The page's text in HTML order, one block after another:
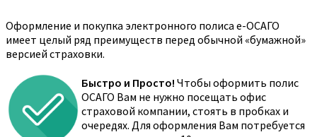
Оформление и покупка электронного полиса е-ОСАГО
имеет целый ряд преимуществ перед обычной «бумажной»
версией страховки.
Быстро и Просто! Чтобы оформить полис
ОСАГО Вам не нужно посещать офис
страховой компании, стоять в пробках и
очередях. Для оформления Вам потребуется